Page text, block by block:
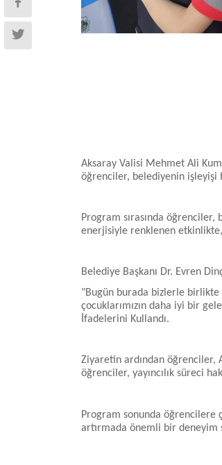
Aksaray Valisi Mehmet Ali
öğrenciler, belediyenin işleyişi
Program sırasında
enerjisiyle renklenen
Belediye Başkanı Dr. Evren
"Bugün burada bizlerle birlikte
çocuklarımızın daha iyi bir
İfadelerini Kullandı.
Ziyaretin ardından öğrenciler,
öğrenciler, yayıncılık süreci
Program sonunda öğrencilere
artırmada önemli bir deneyim